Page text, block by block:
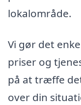
lokalområde.
Vi gør det
priser og
på at træffe
over din